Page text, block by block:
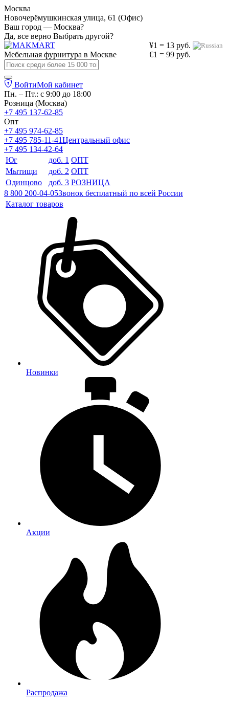
Москва
Новочерёмушкинская улица, 61 (Офис)
Ваш город — Москва?
Да, все верно Выбрать другой?
¥1 = 13 руб.
€1 = 99 руб.
Мебельная фурнитура в Москве
ВойтиМой кабинет
Пн. – Пт.: с 9:00 до 18:00
Розница (Москва)
+7 495 137-62-85
Опт
+7 495 974-62-85
+7 495 785-11-41Центральный офис
+7 495 134-42-64
Юг
доб. 1 ОПТ
Мытищи
доб. 2 ОПТ
Одинцово
доб. 3 РОЗНИЦА
8 800 200-04-05Звонок бесплатный по всей России
Каталог товаров
Новинки
Акции
Распродажа